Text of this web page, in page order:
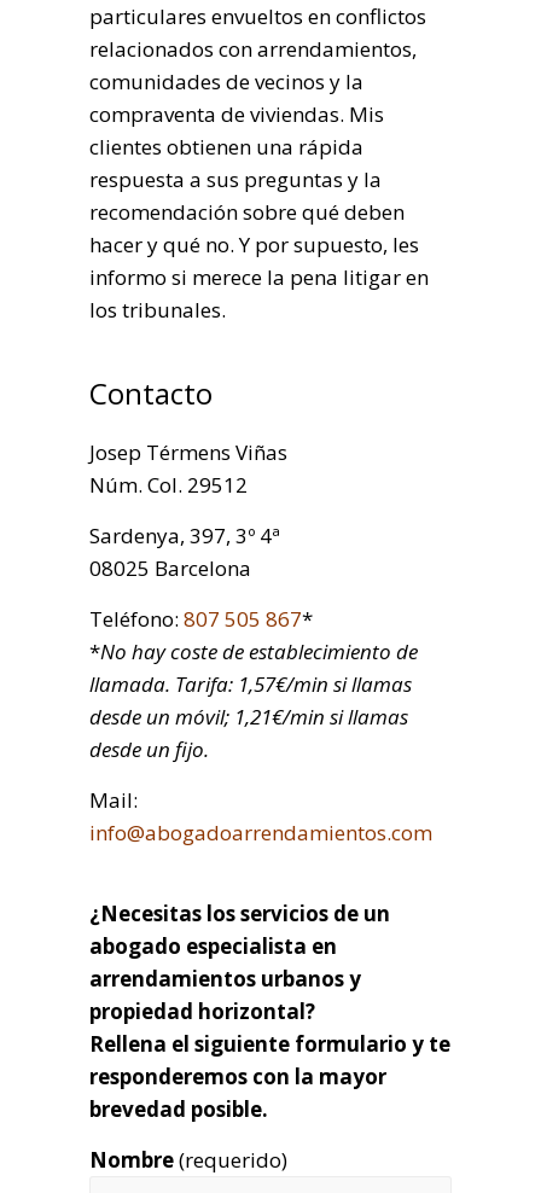
particulares envueltos en conflictos
relacionados con arrendamientos,
comunidades de vecinos y la
compraventa de viviendas. Mis
clientes obtienen una rápida
respuesta a sus preguntas y la
recomendación sobre qué deben
hacer y qué no. Y por supuesto, les
informo si merece la pena litigar en
los tribunales.
Contacto
Josep Térmens Viñas
Núm. Col. 29512
Sardenya, 397, 3º 4ª
08025 Barcelona
Teléfono: 807 505 867*
*No hay coste de establecimiento de
llamada. Tarifa: 1,57€/min si llamas
desde un móvil; 1,21€/min si llamas
desde un fijo.
Mail:
info@abogadoarrendamientos.com
¿Necesitas los servicios de un
abogado especialista en
arrendamientos urbanos y
propiedad horizontal?
Rellena el siguiente formulario y te
responderemos con la mayor
brevedad posible.
Nombre(requerido)